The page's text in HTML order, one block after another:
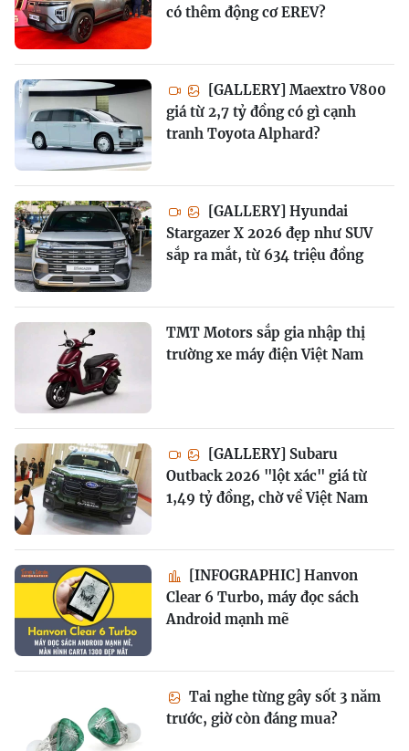
có thêm động cơ EREV?
[GALLERY] Maextro V800
giá từ 2,7 tỷ đồng có gì cạnh
tranh Toyota Alphard?
[GALLERY] Hyundai
Stargazer X 2026 đẹp như SUV
sắp ra mắt, từ 634 triệu đồng
TMT Motors sắp gia nhập thị
trường xe máy điện Việt Nam
[GALLERY] Subaru
Outback 2026 "lột xác" giá từ
1,49 tỷ đồng, chờ về Việt Nam
[INFOGRAPHIC] Hanvon
Clear 6 Turbo, máy đọc sách
Android mạnh mẽ
Tai nghe từng gây sốt 3 năm
trước, giờ còn đáng mua?